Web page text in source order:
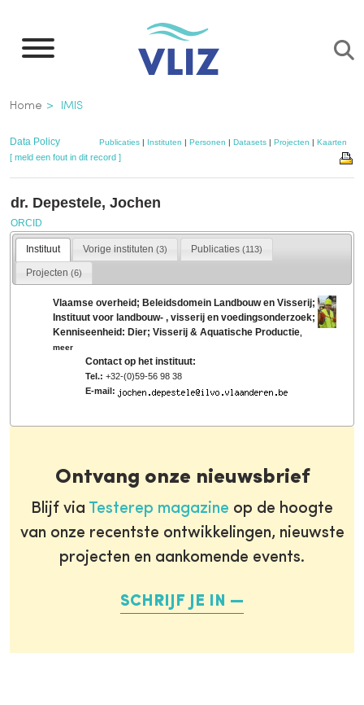
naar
inhoud
gaan
Kruimelpad
Home IMIS
Data Policy Publicaties| Instituten | Personen | Datasets| Projecten | Kaarten
[ meld een fout in dit record ]
dr. Depestele, Jochen
ORCID
Instituut Vorige instituten(3) Publicaties (113)
Projecten (6)
Vlaamse overheid; Beleidsdomein Landbouw en Visserij;
Instituut voor landbouw- , visserij en voedingsonderzoek;
Kenniseenheid: Dier; Visserij & Aquatische Productie
meer
Contact op het instituut:
Tel.: +32-(0)59-56 98 38
E-mail:
Ontvang onze nieuwsbrief
Blijf via Testerep magazine op de hoogte
van onze recentste ontwikkelingen, nieuwste
projecten en aankomende events.
SCHRIJF JE IN